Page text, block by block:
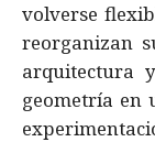
volverse
reorganizan
arquitectura
geometría en